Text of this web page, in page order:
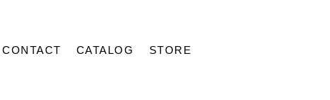
CONTACT CATALOG STORE